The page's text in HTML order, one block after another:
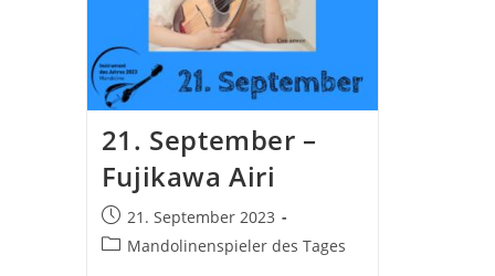
21. September –
Fujikawa Airi
Beitrag
veröffentlicht:
21. September 2023
Beitrags-
Mandolinenspieler des Tages